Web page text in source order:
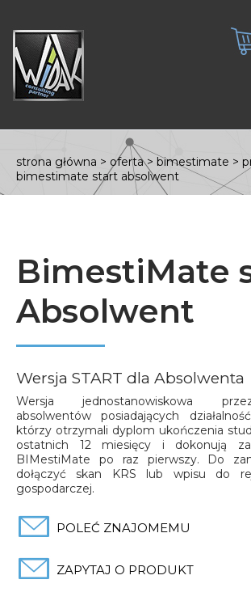
strona główna > oferta> bimestimate >
bimestimate start absolwent
BimestiMate
Absolwent
Wersja START dla Absolwenta
Wersja jednostanowiskowa
absolwentów posiadających
którzy otrzymali dyplom ukończenia
ostatnich 12 miesięcy i dokonują
BIMestiMate po raz pierwszy. Do
dołączyć skan KRS lub wpisu do
gospodarczej.
POLEĆ ZNAJOMEMU
ZAPYTAJ O PRODUKT